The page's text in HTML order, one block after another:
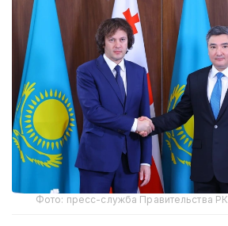
Фото: пресс-служба Правительства РК